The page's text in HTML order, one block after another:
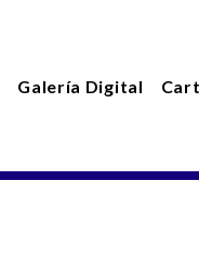
Galería Digital